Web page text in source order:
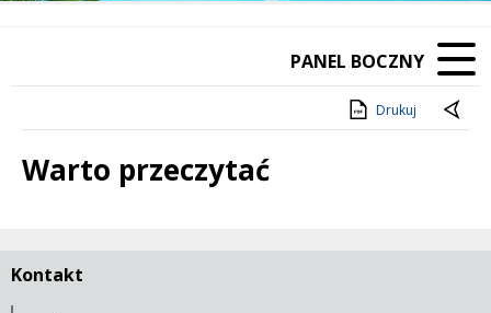
PANEL BOCZNY
Drukuj
Warto przeczytać
Kontakt